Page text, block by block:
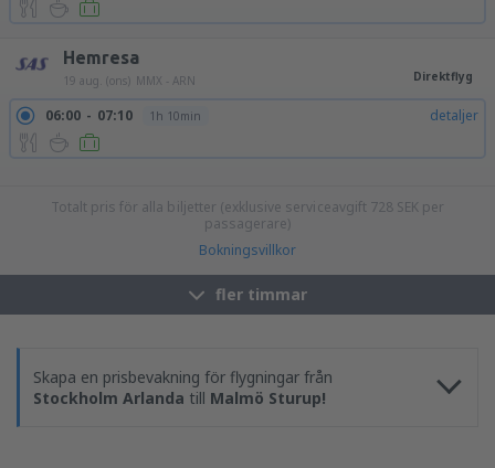
Hemresa
19 aug. (ons) MMX - ARN Direktflyg
06:00 07:10 1h 10min detaljer
Totalt pris för alla biljetter (exklusive serviceavgift 728 SEK per
passagerare)
Bokningsvillkor
fler timmar
Skapa en prisbevakning för flygningar från
Stockholm Arlanda till Malmö Sturup!